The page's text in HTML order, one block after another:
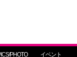
PHOTO イベント